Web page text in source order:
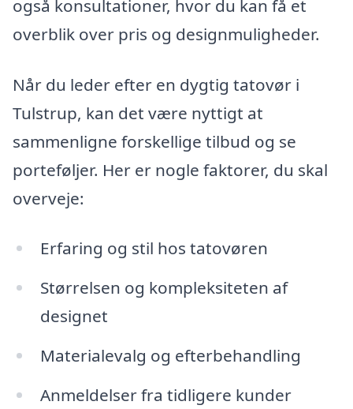
også konsultationer, hvor du kan få et
overblik over pris og designmuligheder.
Når du leder efter en dygtig tatovør i
Tulstrup, kan det være nyttigt at
sammenligne forskellige tilbud og se
porteføljer. Her er nogle faktorer, du skal
overveje:
Erfaring og stil hos tatovøren
Størrelsen og kompleksiteten af
designet
Materialevalg og efterbehandling
Anmeldelser fra tidligere kunder